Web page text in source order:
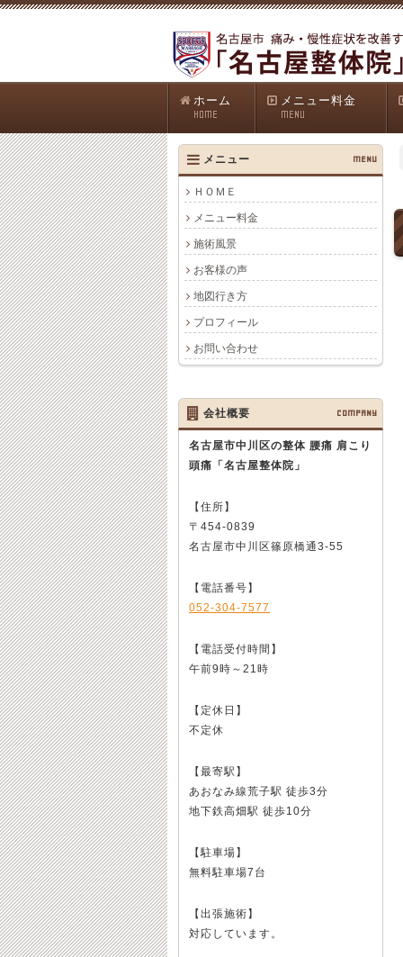
ホーム
HOME
メニュー料金
MENU
メニュー MENU
ＨＯＭＥ
メニュー料金
施術風景
お客様の声
地図行き方
プロフィール
お問い合わせ
会社概要 COMPANY
名古屋市中川区の整体 腰痛 肩こり
頭痛 「名古屋整体院」
【住所】
〒454-0839
名古屋市中川区篠原橋通3-55
【電話番号】
052-304-7577
【電話受付時間】
午前9時～21時
【定休日】
不定休
【最寄駅】
あおなみ線荒子駅 徒歩3分
地下鉄高畑駅 徒歩10分
【駐車場】
無料駐車場7台
【出張施術】
対応しています。